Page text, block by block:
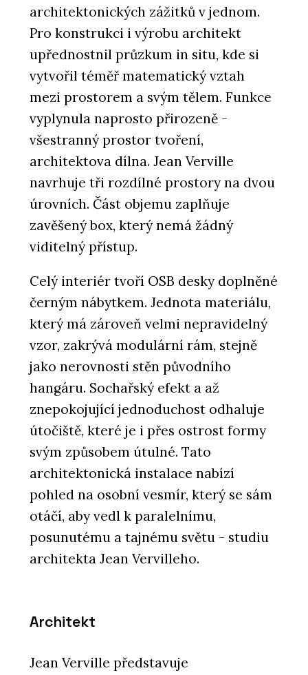
architektonických zážitků v jednom.
Pro konstrukci i výrobu architekt
upřednostnil průzkum in situ, kde si
vytvořil téměř matematický vztah
mezi prostorem a svým tělem. Funkce
vyplynula naprosto přirozeně -
všestranný prostor tvoření,
architektova dílna. Jean Verville
navrhuje tři rozdílné prostory na dvou
úrovních. Část objemu zaplňuje
zavěšený box, který nemá žádný
viditelný přístup.
Celý interiér tvoří OSB desky doplněné
černým nábytkem. Jednota materiálu,
který má zároveň velmi nepravidelný
vzor, zakrývá modulární rám, stejně
jako nerovnosti stěn původního
hangáru. Sochařský efekt a až
znepokojující jednoduchost odhaluje
útočiště, které je i přes ostrost formy
svým způsobem útulné. Tato
architektonická instalace nabízí
pohled na osobní vesmír, který se sám
otáčí, aby vedl k paralelnímu,
posunutému a tajnému světu - studiu
architekta Jean Vervilleho.
Architekt
Jean Verville představuje